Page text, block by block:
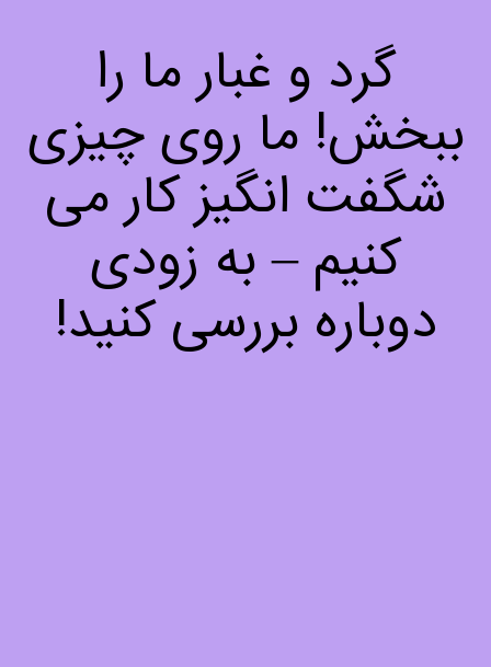
گرد و غبار ما را
ببخش! ما روی چیزی
شگفت انگیز کار می
کنیم – به زودی
دوباره بررسی کنید!